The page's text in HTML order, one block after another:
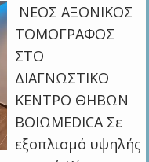
ΝΕΟΣ ΑΞΟΝΙΚΟΣ
ΤΟΜΟΓΡΑΦΟΣ
ΣΤΟ
ΔΙΑΓΝΩΣΤΙΚΟ
ΚΕΝΤΡΟ ΘΗΒΩΝ
ΒΟΙΩMEDICA Σε
εξοπλισμό υψηλής